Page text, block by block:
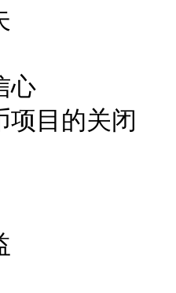
心
目的关闭